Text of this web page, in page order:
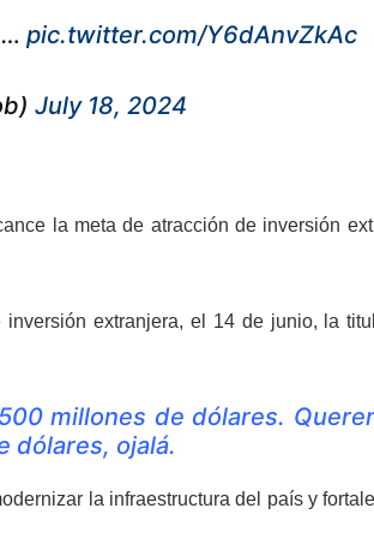
pic.twitter.com/Y6dAnvZkAc
July 18, 2024
la meta de atracción de inversión
extranjera, el 14 de junio, la
millones de dólares.
dólares, ojalá.
la infraestructura del país y